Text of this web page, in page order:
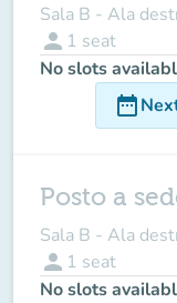
Sala B - Ala
person 1 seat
No slots
date_range
Posto a
Sala B - Ala
person 1 seat
No slots